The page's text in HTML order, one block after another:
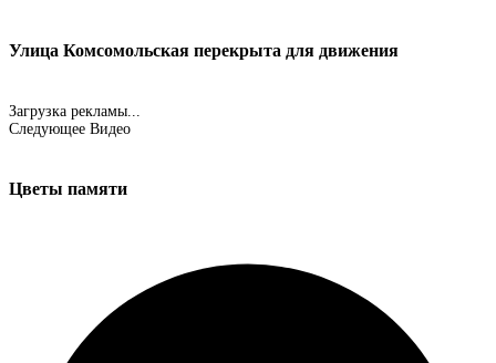
Улица Комсомольская перекрыта для движения
Загрузка рекламы...
Следующее Видео
Цветы памяти